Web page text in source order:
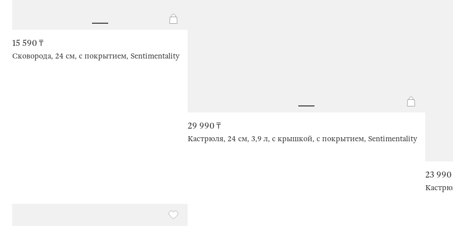
15 590 ₸
Сковорода, 24 см, с покрытием, Sentimentality
29 990 ₸
Кастрюля, 24 см, 3,9 л, с крышкой, с покрытием, Sentimentality
23 990